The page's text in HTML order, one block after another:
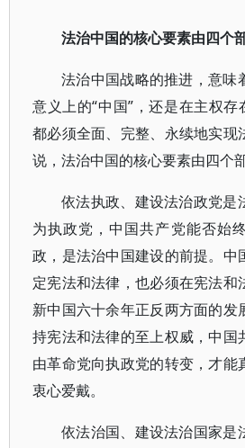
法治中国的核心要素由四个
法治中国战略的推进，意味
意义上的“中国”，还是在主权存
都必须全面、完整、永续地实现
说，法治中国的核心要素由四个
依法执政、建设法治政党是
为执政党，中国共产党能否始
政，是法治中国建设的前提。中
定宪法和法律，也必须在宪法和
新中国六十余年正反两方面的发
持宪法和法律的至上权威，中国
由革命党向执政党的转变，才能
衷心爱戴。
依法治国、建设法治国家是